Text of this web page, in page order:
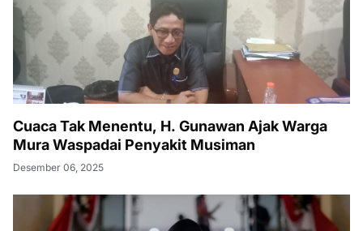
Cuaca Tak Menentu, H. Gunawan Ajak Warga
Mura Waspadai Penyakit Musiman
Desember 06, 2025